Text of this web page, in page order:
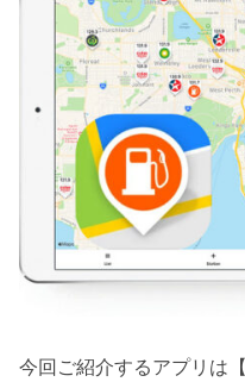
今回ご紹介するアプリは【